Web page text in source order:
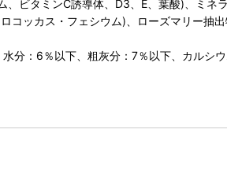
ビタミンC誘導体、D3、E、葉酸)、ミ
ッカス・フェシウム)、ローズマリー抽
分：6％以下、粗灰分：7％以下、カルシ